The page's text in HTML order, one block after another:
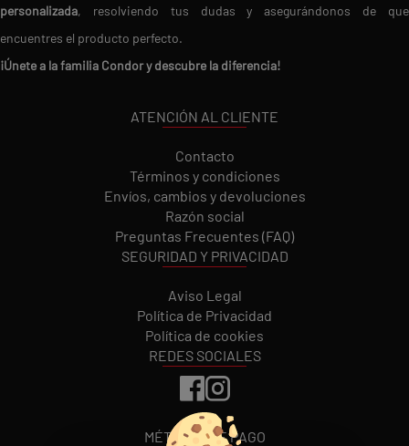
personalizada, resolviendo tus dudas y asegurándonos de que
encuentres el producto perfecto.
¡Únete a la familia Condor y descubre la diferencia!
ATENCIÓN AL CLIENTE
Contacto
Términos y condiciones
Envíos, cambios y devoluciones
Razón social
Preguntas Frecuentes (FAQ)
SEGURIDAD Y PRIVACIDAD
Aviso Legal
Política de Privacidad
Política de cookies
REDES SOCIALES
MÉTODOS DE PAGO